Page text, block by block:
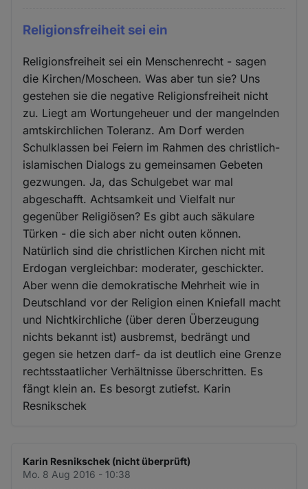
Religionsfreiheit sei ein
Religionsfreiheit sei ein Menschenrecht - sagen
die Kirchen/Moscheen. Was aber tun sie? Uns
gestehen sie die negative Religionsfreiheit nicht
zu. Liegt am Wortungeheuer und der mangelnden
amtskirchlichen Toleranz. Am Dorf werden
Schulklassen bei Feiern im Rahmen des christlich-
islamischen Dialogs zu gemeinsamen Gebeten
gezwungen. Ja, das Schulgebet war mal
abgeschafft. Achtsamkeit und Vielfalt nur
gegenüber Religiösen? Es gibt auch säkulare
Türken - die sich aber nicht outen können.
Natürlich sind die christlichen Kirchen nicht mit
Erdogan vergleichbar: moderater, geschickter.
Aber wenn die demokratische Mehrheit wie in
Deutschland vor der Religion einen Kniefall macht
und Nichtkirchliche (über deren Überzeugung
nichts bekannt ist) ausbremst, bedrängt und
gegen sie hetzen darf- da ist deutlich eine Grenze
rechtsstaatlicher Verhältnisse überschritten. Es
fängt klein an. Es besorgt zutiefst. Karin
Resnikschek
Karin Resnikschek (nicht überprüft)
Mo. 8 Aug 2016 - 10:38